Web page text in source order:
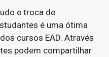
e troca de
é uma ótima
cursos EAD. Através
podem compartilhar